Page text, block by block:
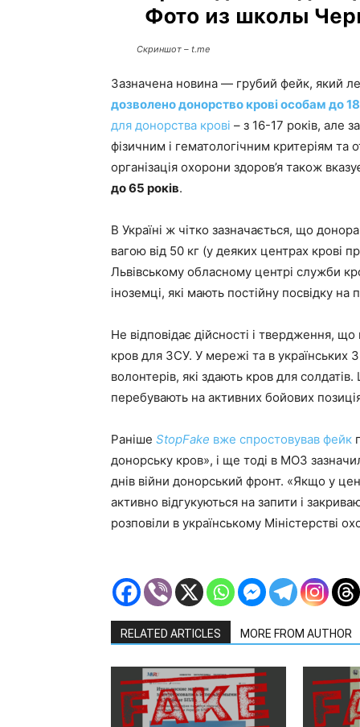
Скриншот – t.me
Зазначена новина — грубий фейк, який
дозволено донорство крові особам до 18
для донорства крові – з 16-17 років, але
фізичним і гематологічним критеріям та
організація охорони здоров’я також
до 65 років.
В Україні ж чітко зазначається, що
вагою від 50 кг (у деяких центрах крові
Львівському обласному центрі служби
іноземці, які мають постійну посвідку на
Не відповідає дійсності і твердження,
кров для ЗСУ. У мережі та в українських
волонтерів, які здають кров для
перебувають на активних бойових
Раніше StopFake вже спростовував фейк
донорську кров», і ще тоді в МОЗ
днів війни донорський фронт. «Якщо у
активно відгукуються на запити і
розповіли в українському Міністерстві
RELATED ARTICLES MORE FROM AUTHOR